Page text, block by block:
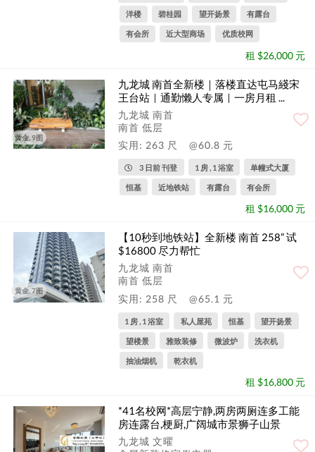
洋楼 碧桂园 望开扬景 有露台
有会所 近大型商场 优质校网
租 $26,000 元
黄金, 9图
九龙城 南首全新楼｜落楼直达屯马綫宋
王台站｜通勤懒人专属｜一房月租 ...
九龙城 南首
南首 低层
实用: 263 尺
@60.8 元
3 日前 刊登 1 房 , 1 浴室 单幢式大厦
恒基 近地铁站 有露台 有会所
租 $16,000 元
黄金, 7图
【10秒到地铁站】全新楼 南首 258” 试
$16800 尽力帮忙
九龙城 南首
南首 低层
实用: 258 尺
@65.1 元
1 房 , 1 浴室 私人屋苑 恒基 望开扬景
望楼景 雅致装修 微波炉 洗衣机
抽油烟机 乾衣机
租 $16,800 元
*41名校网*高层宁静,两房两厕连多工能
房连露台,梗厨,广阔城市景狮子山景
九龙城 文曜